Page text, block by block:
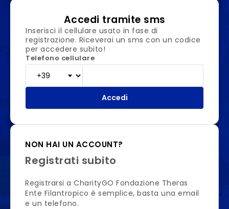
Accedi tramite sms
Inserisci il cellulare usato in fase di
registrazione. Riceverai un sms con un codice
per accedere subito!
Telefono cellulare
Accedi
NON HAI UN ACCOUNT?
Registrati subito
Registrarsi a CharityGO Fondazione Theras
Ente Filantropico è semplice, basta una email
e un telefono.